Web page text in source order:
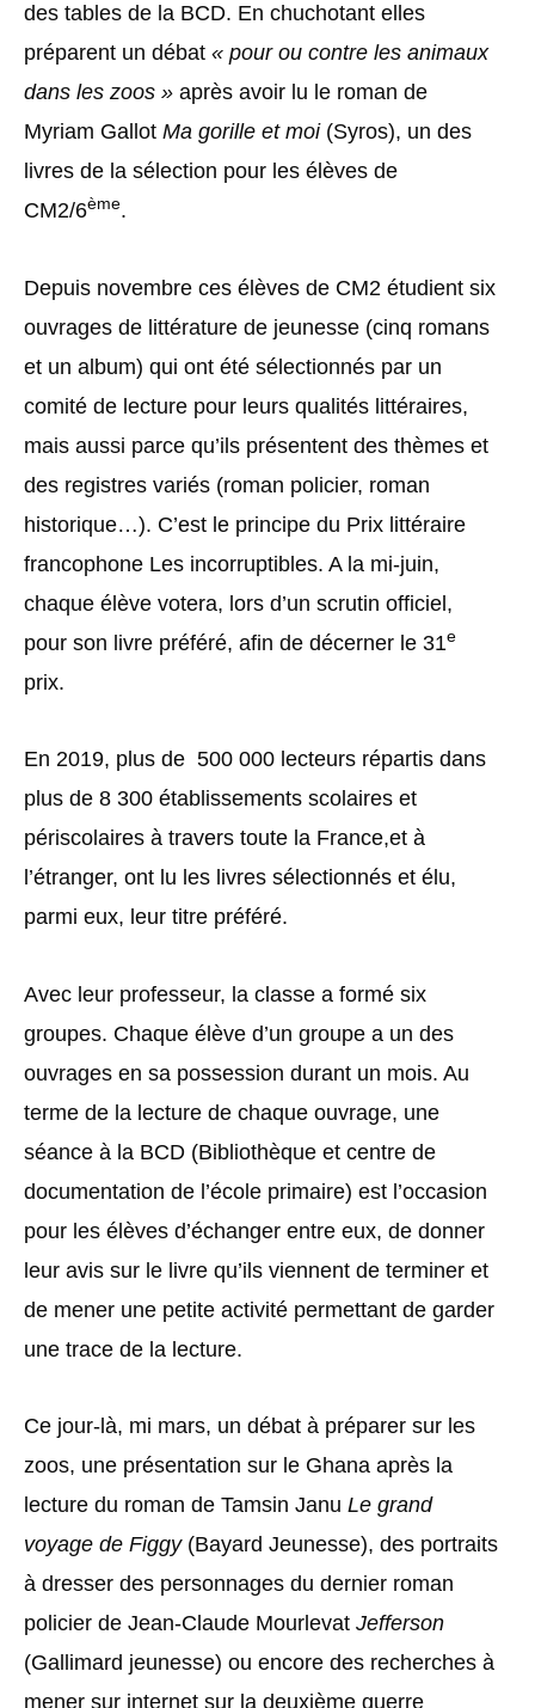
des tables de la BCD. En chuchotant elles
préparent un débat « pour ou contre les animaux
dans les zoos » après avoir lu le roman de
Myriam Gallot Ma gorille et moi(Syros), un des
livres de la sélection pour les élèves de
CM2/6ème.
Depuis novembre ces élèves de CM2 étudient six
ouvrages de littérature de jeunesse (cinq romans
et un album) qui ont été sélectionnés par un
comité de lecture pour leurs qualités littéraires,
mais aussi parce qu’ils présentent des thèmes et
des registres variés (roman policier, roman
historique…). C’est le principe du Prix littéraire
francophone Les incorruptibles. A la mi-juin,
chaque élève votera, lors d’un scrutin officiel,
pour son livre préféré, afin de décerner le 31e
prix.
En 2019, plus de 500 000 lecteurs répartis dans
plus de 8 300 établissements scolaires et
périscolaires à travers toute la France,et à
l’étranger, ont lu les livres sélectionnés et élu,
parmi eux, leur titre préféré.
Avec leur professeur, la classe a formé six
groupes. Chaque élève d’un groupe a un des
ouvrages en sa possession durant un mois. Au
terme de la lecture de chaque ouvrage, une
séance à la BCD (Bibliothèque et centre de
documentation de l’école primaire) est l’occasion
pour les élèves d’échanger entre eux, de donner
leur avis sur le livre qu’ils viennent de terminer et
de mener une petite activité permettant de garder
une trace de la lecture.
Ce jour-là, mi mars, un débat à préparer sur les
zoos, une présentation sur le Ghana après la
lecture du roman de Tamsin Janu Le grand
voyage de Figgy (Bayard Jeunesse), des portraits
à dresser des personnages du dernier roman
policier de Jean-Claude Mourlevat Jefferson
(Gallimard jeunesse) ou encore des recherches à
mener sur internet sur la deuxième guerre